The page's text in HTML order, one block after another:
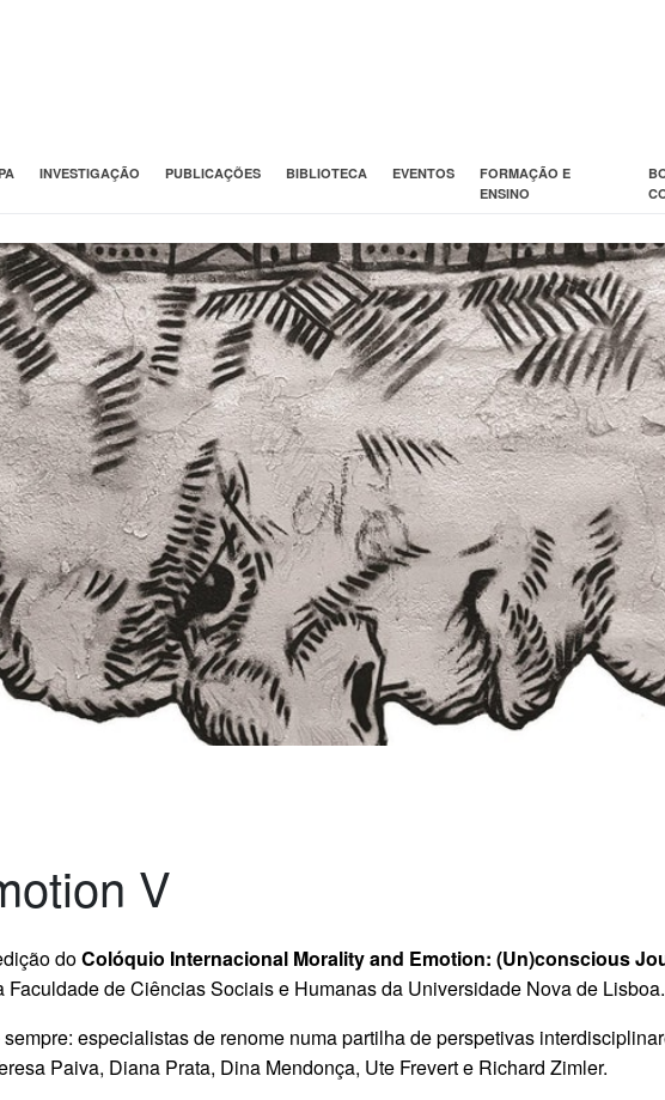
INVESTIGAÇÃO PUBLICAÇÕES BIBLIOTECA EVENTOS
FORMAÇÃO E
ENSINO
V
doColóquio Internacional Morality and Emotion: (Un)conscious
Faculdade de Ciências Sociais e Humanas da Universidade Nova de Lisboa.
especialistas de renome numa partilha de perspetivas
Paiva, Diana Prata, Dina Mendonça, Ute Frevert e Richard Zimler.